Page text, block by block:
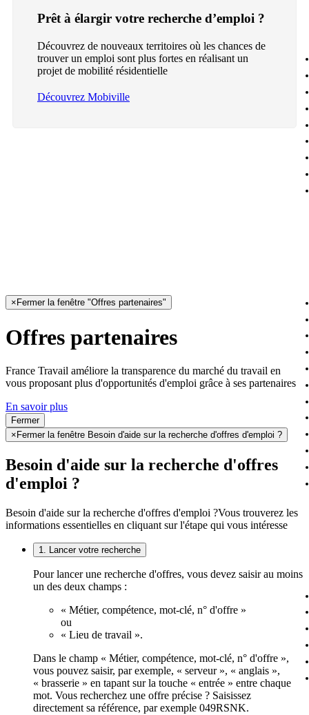
Prêt à élargir votre recherche d’emploi ?
Découvrez de nouveaux territoires où les chances de
trouver un emploi sont plus fortes en réalisant un
projet de mobilité résidentielle
Découvrez Mobiville
× Fermer la fenêtre "Offres partenaires"
Offres partenaires
France Travail améliore la transparence du marché du travail en
vous proposant plus d'opportunités d'emploi grâce à ses partenaires
En savoir plus
Fermer
× Fermer la fenêtre Besoin d'aide sur la recherche d'offres d'emploi ?
Besoin d'aide sur la recherche d'offres
d'emploi ?
Besoin d'aide sur la recherche d'offres d'emploi ?Vous trouverez les
informations essentielles en cliquant sur l'étape qui vous intéresse
1. Lancer votre recherche
Pour lancer une recherche d'offres, vous devez saisir au moins
un des deux champs :
« Métier, compétence, mot-clé, n° d'offre »
ou
« Lieu de travail ».
Dans le champ « Métier, compétence, mot-clé, n° d'offre »,
vous pouvez saisir, par exemple, « serveur », « anglais »,
« brasserie » en tapant sur la touche « entrée » entre chaque
mot. Vous recherchez une offre précise ? Saisissez
directement sa référence, par exemple 049RSNK.